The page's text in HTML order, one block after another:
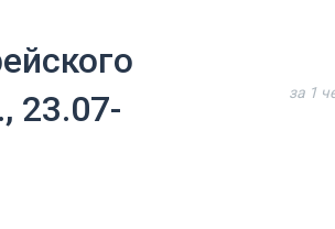
23.07-
за 1